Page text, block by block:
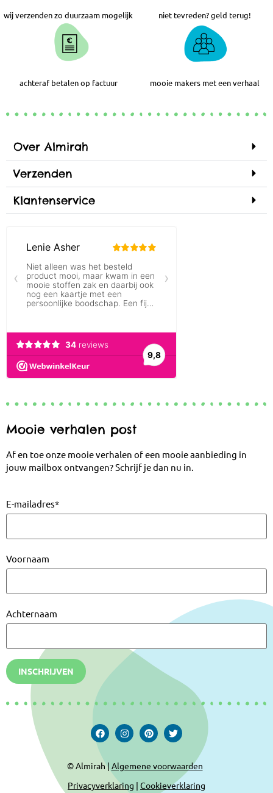
wij verzenden zo duurzaam mogelijk niet tevreden? geld terug!
achteraf betalen op factuur mooie makers met een verhaal
Over Almirah
Verzenden
Klantenservice
Mooie verhalen post
Af en toe onze mooie verhalen of een mooie aanbieding in
jouw mailbox ontvangen? Schrijf je dan nu in.
E-mailadres*
Voornaam
Achternaam
INSCHRIJVEN
© Almirah | Algemene voorwaarden
Privacyverklaring | Cookieverklaring